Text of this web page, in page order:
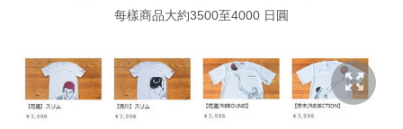
每樣商品大約3500至4000 日圓